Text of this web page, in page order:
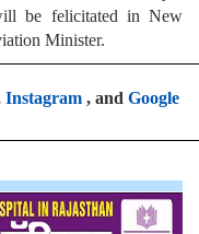
be felicitated in New
Minister.
Instagram, and Google